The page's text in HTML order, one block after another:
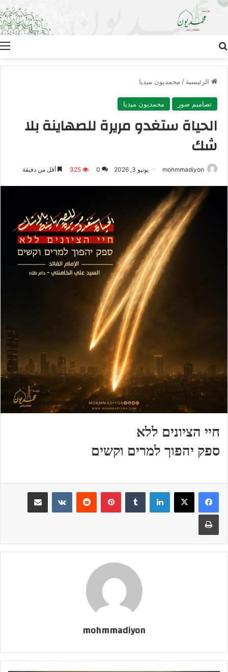
الرئيسية / محمديون ميديا
تصاميم صور محمديون ميديا
الحياة ستغدو مريرة للصهاينة بلا
شك
mohmmadiyon يونيو 3, 2026 0
325 أقل من دقيقة
חיי הציונים ללא
ספק יהפוך למרים וקשים
لينكدإن بينتيريست مشاركة عبر البريد
طباعة
mohmmadiyon